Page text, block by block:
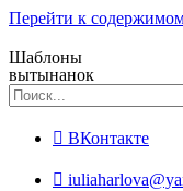
Перейти к
Шаблоны
вытынанок
ВКонтакте